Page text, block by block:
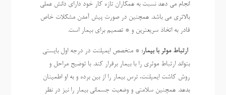
انجام می دهد نسبت به همکاران تازه کار خود دارای دانش عملی
بالاتری می باشد. همچنین در صورت پیش آمدن مشکلات خاص
قادر به اتخاذ سریعترین و * تصمیم برای بیمار است.
ارتباط موثر با بیمار: * متخصص ایمپلنت در درجه اول بایستی
بتواند ارتباط موثری را با بیمار برقرار کند. با توضیح مراحل و
روش کاشت ایمپلنت، ترس بیمار را از بین برده و به او اطمینان
بدهد. همچنین سلامتی و وضعیت جسمانی بیمار را نیز در نظر